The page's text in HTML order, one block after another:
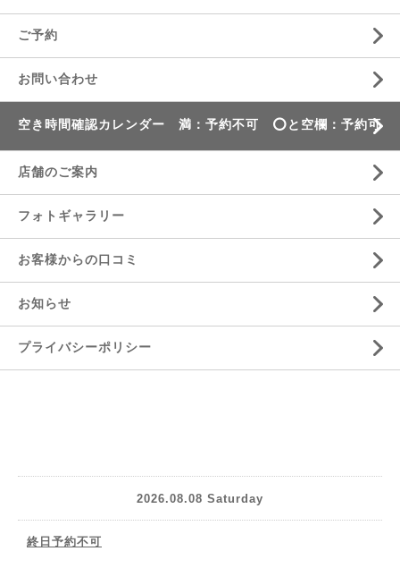
ご予約
お問い合わせ
空き時間確認カレンダー 満：予約不可 ⭕️と空欄：予約可
店舗のご案内
フォトギャラリー
お客様からの口コミ
お知らせ
プライバシーポリシー
2026.08.08 Saturday
終日予約不可